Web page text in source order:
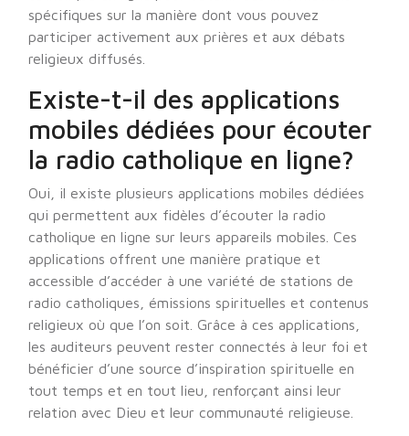
spécifiques sur la manière dont vous pouvez
participer activement aux prières et aux débats
religieux diffusés.
Existe-t-il des applications
mobiles dédiées pour écouter
la radio catholique en ligne?
Oui, il existe plusieurs applications mobiles dédiées
qui permettent aux fidèles d’écouter la radio
catholique en ligne sur leurs appareils mobiles. Ces
applications offrent une manière pratique et
accessible d’accéder à une variété de stations de
radio catholiques, émissions spirituelles et contenus
religieux où que l’on soit. Grâce à ces applications,
les auditeurs peuvent rester connectés à leur foi et
bénéficier d’une source d’inspiration spirituelle en
tout temps et en tout lieu, renforçant ainsi leur
relation avec Dieu et leur communauté religieuse.